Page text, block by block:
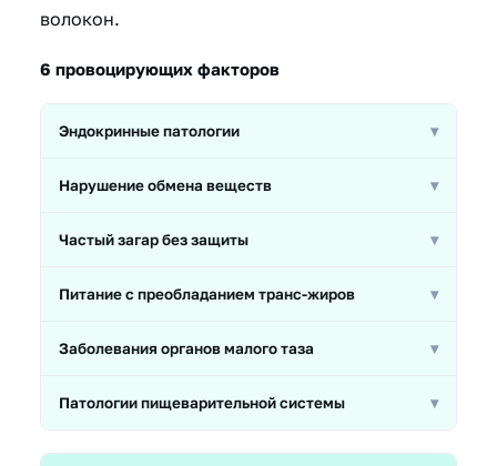
волокон.
6 провоцирующих факторов
Эндокринные патологии ▾
Гормональные нарушения могут усиливать
Нарушение обмена веществ ▾
Сбои метаболизма отражаются на состоянии
Частый загар без защиты ▾
УФ-излучение без использования защищающих
Питание с преобладанием транс-жиров ▾
Неправильное питание провоцирует избыточную
Заболевания органов малого таза ▾
Гинекологические и урологические патологии могут
Патологии пищеварительной системы ▾
Проблемы ЖКТ часто проявляются на коже, в том